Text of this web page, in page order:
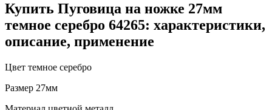
Купить Пуговица на ножке 27мм
темное серебро 64265: характеристики,
описание, применение
Цвет темное серебро
Размер 27мм